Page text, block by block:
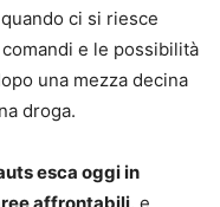
ci si riesce
e le possibilità
una mezza decina
droga.
esca oggi in